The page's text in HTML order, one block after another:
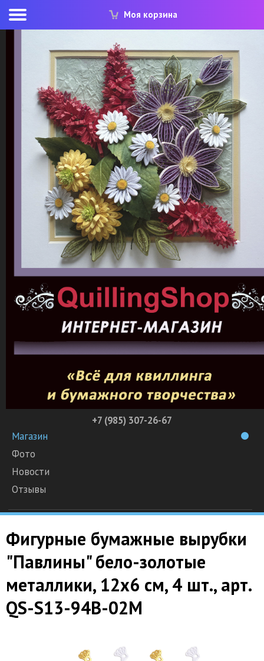
Моя корзина
+7 (985) 307-26-67
Магазин
Фото
Новости
Отзывы
Фигурные бумажные вырубки
"Павлины" бело-золотые
металлики, 12х6 см, 4 шт., арт.
QS-S13-94B-02M